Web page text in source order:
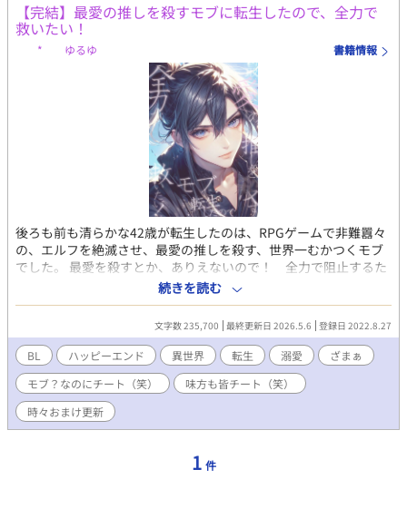
【完結】最愛の推しを殺すモブに転生したので、全力で
救いたい！
* ゆるゆ 書籍情報
後ろも前も清らかな42歳が転生したのは、RPGゲームで非難囂々
の、エルフを絶滅させ、最愛の推しを殺す、世界一むかつくモブ
でした。 最愛を殺すとか、ありえないので！ 全力で阻止するた
めに、がんばります！ R18のお話には*をつけています。 お話の
本編は完結、おまけのお話を時々更新しています。 表紙にはAIを
使っていますが、小説にはAIを使っておりません 皆さまの応援の
おかげで『もふもふ獣人に転生したら、最愛の推しに溺愛されて
います』書籍化、心から、ありがとうございます！
続きを読む
文字数 235,700 最終更新日 2026.5.6 登録日 2022.8.27
BL ハッピーエンド 異世界 転生 溺愛
ざまぁ
モブ？なのにチート（笑）
味方も皆チート（笑）
時々おまけ更新
1 件